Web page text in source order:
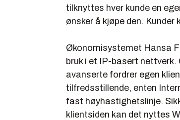
tilknyttes hver kunde en
ønsker å kjøpe den.
Økonomisystemet Hansa
bruk i et IP-basert
avanserte fordrer egen
tilfredsstillende, enten
fast høyhastighetslinje.
klientsiden kan det nyttes